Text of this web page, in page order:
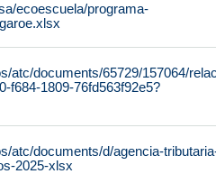
ecoescuela/programa-
atc/documents/65729/157064/
f684-1809-76fd563f92e5?
atc/documents/d/agencia-
2025-xlsx